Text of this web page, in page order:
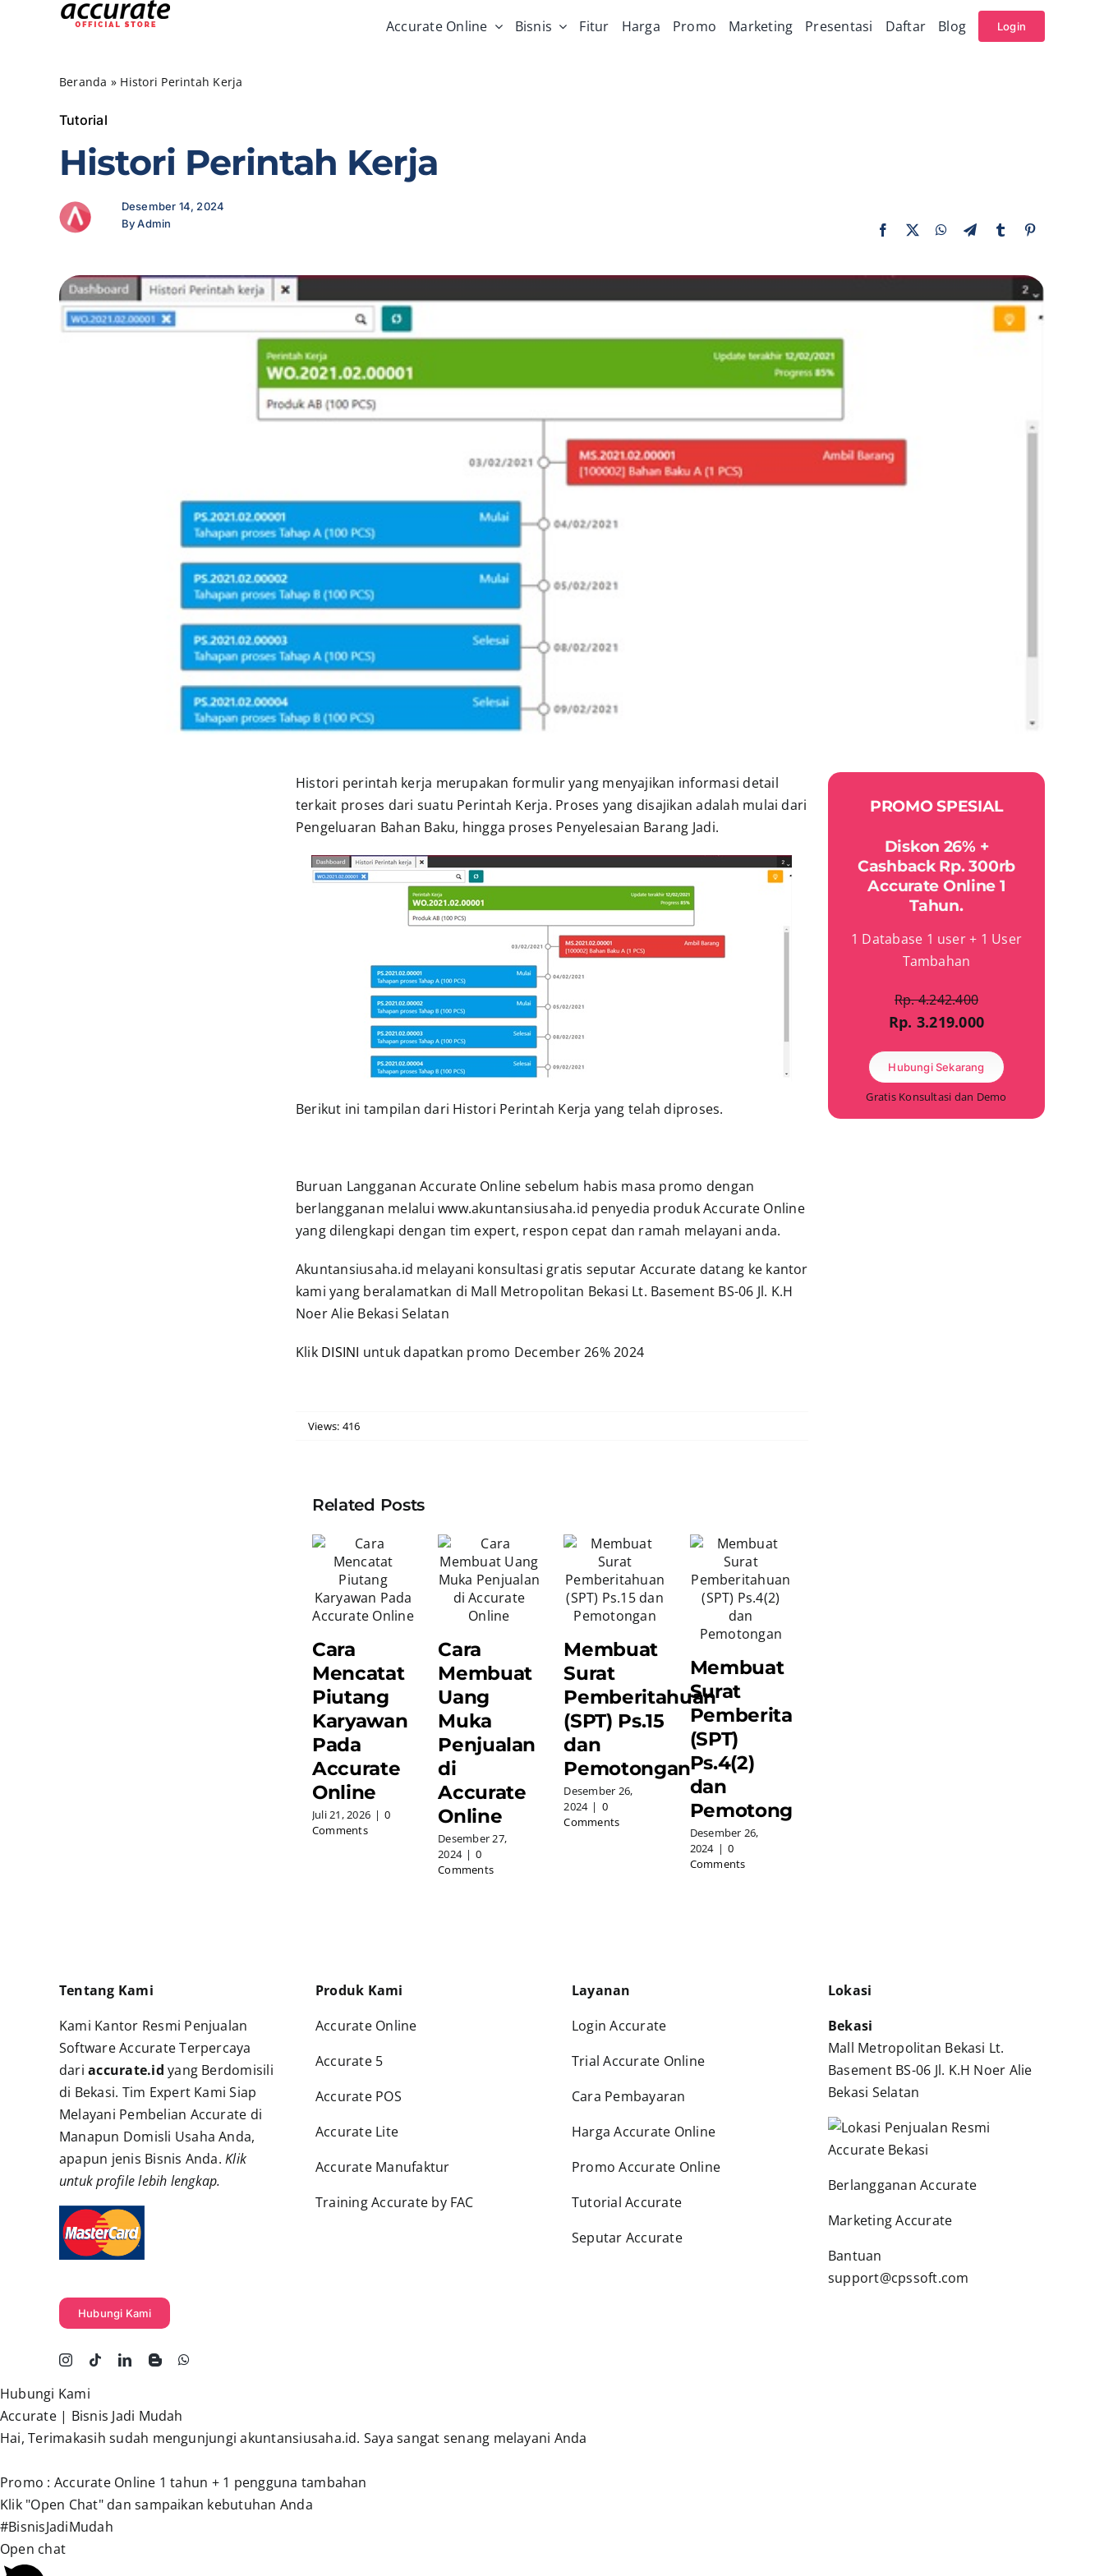
Accurate Online Bisnis Fitur Harga Promo Marketing Presentasi Daftar Blog Login
Beranda » Histori Perintah Kerja
Tutorial
Histori Perintah Kerja
Desember 14, 2024
By Admin
Histori perintah kerja merupakan formulir yang menyajikan informasi detail
terkait proses dari suatu Perintah Kerja. Proses yang disajikan adalah mulai dari
Pengeluaran Bahan Baku, hingga proses Penyelesaian Barang Jadi.
Berikut ini tampilan dari Histori Perintah Kerja yang telah diproses.
Buruan Langganan Accurate Online sebelum habis masa promo dengan
berlangganan melalui www.akuntansiusaha.id penyedia produk Accurate Online
yang dilengkapi dengan tim expert, respon cepat dan ramah melayani anda.
Akuntansiusaha.id melayani konsultasi gratis seputar Accurate datang ke kantor
kami yang beralamatkan di Mall Metropolitan Bekasi Lt. Basement BS-06 Jl. K.H
Noer Alie Bekasi Selatan
Klik DISINI untuk dapatkan promo December 26% 2024
Views: 416
Related Posts
Cara
Mencatat
Piutang
Karyawan
Pada
Accurate
Online
Juli 21, 2026 | 0
Comments
Cara
Membuat
Uang
Muka
Penjualan
di
Accurate
Online
Desember 27,
2024 | 0
Comments
Membuat
Surat
Pemberitahuan
(SPT) Ps.15
dan
Pemotongan
Desember 26,
2024 | 0
Comments
Membuat
Surat
Pemberitahuan
(SPT)
Ps.4(2)
dan
Pemotongan
Desember 26,
2024 | 0
Comments
PROMO SPESIAL
Diskon 26% +
Cashback Rp. 300rb
Accurate Online 1
Tahun.
1 Database 1 user + 1 User
Tambahan
Rp. 4.242.400
Rp. 3.219.000
Hubungi Sekarang
Gratis Konsultasi dan Demo
Tentang Kami
Kami Kantor Resmi Penjualan
Software Accurate Terpercaya
dariaccurate.id yang Berdomisili
di Bekasi. Tim Expert Kami Siap
Melayani Pembelian Accurate di
Manapun Domisli Usaha Anda,
apapun jenis Bisnis Anda.Klik
untuk profile lebih lengkap.
Hubungi Kami
Produk Kami
Accurate Online
Accurate 5
Accurate POS
Accurate Lite
Accurate Manufaktur
Training Accurate by FAC
Layanan
Login Accurate
Trial Accurate Online
Cara Pembayaran
Harga Accurate Online
Promo Accurate Online
Tutorial Accurate
Seputar Accurate
Lokasi
Bekasi
Mall Metropolitan Bekasi Lt.
Basement BS-06 Jl. K.H Noer Alie
Bekasi Selatan
Berlangganan Accurate
Marketing Accurate
Bantuan
support@cpssoft.com
Hubungi Kami
Accurate | Bisnis Jadi Mudah
Hai, Terimakasih sudah mengunjungi akuntansiusaha.id. Saya sangat senang melayani Anda
Promo : Accurate Online 1 tahun + 1 pengguna tambahan
Klik "Open Chat" dan sampaikan kebutuhan Anda
#BisnisJadiMudah
Open chat